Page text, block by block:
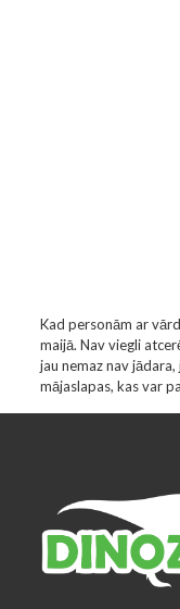
Kad personām ar
maijā. Nav viegli
jau nemaz nav
mājaslapas, kas var